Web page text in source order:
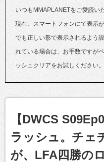
いつもMMAPLANETをご愛読い
現在、スマートフォンにて表示
でも正しい形で表示されるよう
れている場合は、お手数ですが
ッシュクリアをお試しください。
【DWCS
ラッシュ。チェ
が、LFA四勝の